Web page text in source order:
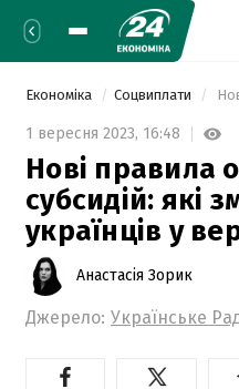
Економіка Соцвиплати
1 вересня 2023, 16:48
Нові правила
субсидій: які
українців у
Анастасія Зорик
Джерело: Українське